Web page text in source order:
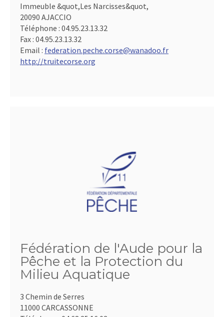
Immeuble &quot,Les Narcisses&quot,
20090 AJACCIO
Téléphone : 04.95.23.13.32
Fax : 04.95.23.13.32
Email : federation.peche.corse@wanadoo.fr
http://truitecorse.org
Fédération de l'Aude pour la
Pêche et la Protection du
Milieu Aquatique
3 Chemin de Serres
11000 CARCASSONNE